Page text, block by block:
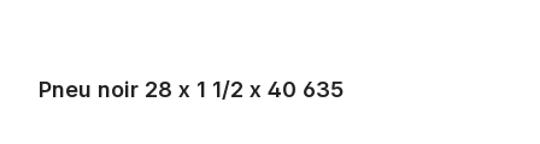
Pneu noir 28 x 1 1/2 x 40 635